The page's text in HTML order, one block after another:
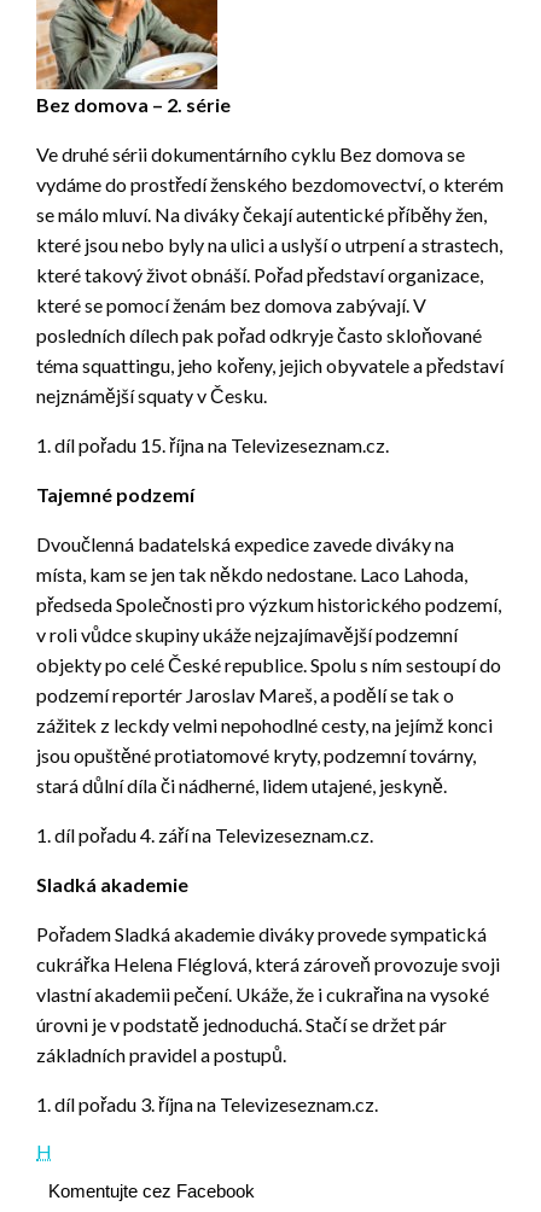
Bez domova – 2. série
Ve druhé sérii dokumentárního cyklu Bez domova se
vydáme do prostředí ženského bezdomovectví, o kterém
se málo mluví. Na diváky čekají autentické příběhy žen,
které jsou nebo byly na ulici a uslyší o utrpení a strastech,
které takový život obnáší. Pořad představí organizace,
které se pomocí ženám bez domova zabývají. V
posledních dílech pak pořad odkryje často skloňované
téma squattingu, jeho kořeny, jejich obyvatele a představí
nejznámější squaty v Česku.
1. díl pořadu 15. října na Televizeseznam.cz.
Tajemné podzemí
Dvoučlenná badatelská expedice zavede diváky na
místa, kam se jen tak někdo nedostane. Laco Lahoda,
předseda Společnosti pro výzkum historického podzemí,
v roli vůdce skupiny ukáže nejzajímavější podzemní
objekty po celé České republice. Spolu s ním sestoupí do
podzemí reportér Jaroslav Mareš, a podělí se tak o
zážitek z leckdy velmi nepohodlné cesty, na jejímž konci
jsou opuštěné protiatomové kryty, podzemní továrny,
stará důlní díla či nádherné, lidem utajené, jeskyně.
1. díl pořadu 4. září na Televizeseznam.cz.
Sladká akademie
Pořadem Sladká akademie diváky provede sympatická
cukrářka Helena Fléglová, která zároveň provozuje svoji
vlastní akademii pečení. Ukáže, že i cukrařina na vysoké
úrovni je v podstatě jednoduchá. Stačí se držet pár
základních pravidel a postupů.
1. díl pořadu 3. října na Televizeseznam.cz.
H
Komentujte cez Facebook